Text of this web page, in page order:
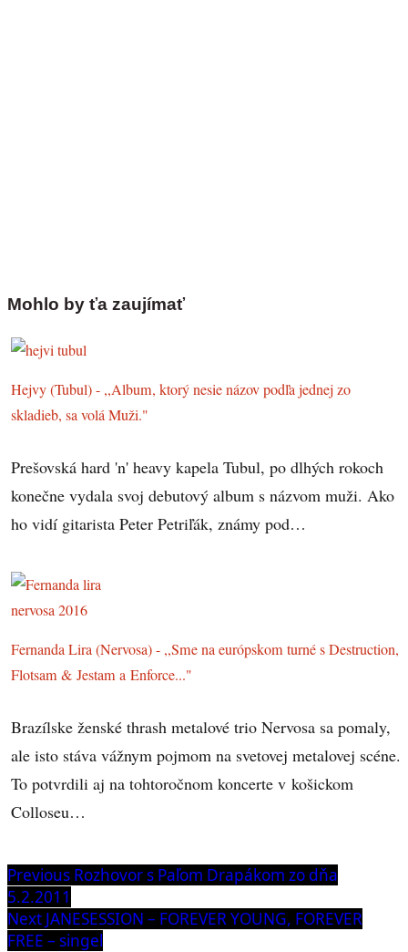
Mohlo by ťa zaujímať
Hejvy (Tubul) - ,,Album, ktorý nesie názov podľa jednej zo
skladieb, sa volá Muži."
Prešovská hard 'n' heavy kapela Tubul, po dlhých rokoch
konečne vydala svoj debutový album s názvom muži. Ako
ho vidí gitarista Peter Petriľák, známy pod…
Fernanda Lira (Nervosa) - ,,Sme na európskom turné s Destruction,
Flotsam & Jestam a Enforce..."
Brazílske ženské thrash metalové trio Nervosa sa pomaly,
ale isto stáva vážnym pojmom na svetovej metalovej scéne.
To potvrdili aj na tohtoročnom koncerte v košickom
Colloseu…
Navigácia
v
článku
Previous Previous
Rozhovor s Paľom Drapákom zo dňa
5.2.2011
Next Next
post:
JANESESSION – FOREVER YOUNG, FOREVER
FREE – singel